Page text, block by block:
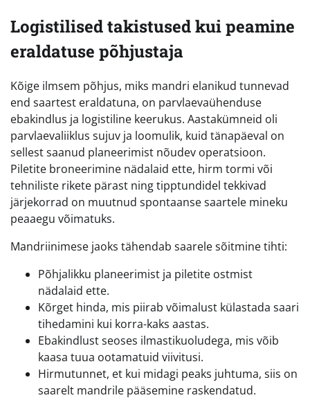
Logistilised takistused kui peamine
eraldatuse põhjustaja
Kõige ilmsem põhjus, miks mandri elanikud tunnevad
end saartest eraldatuna, on parvlaevaühenduse
ebakindlus ja logistiline keerukus. Aastakümneid oli
parvlaevaliiklus sujuv ja loomulik, kuid tänapäeval on
sellest saanud planeerimist nõudev operatsioon.
Piletite broneerimine nädalaid ette, hirm tormi või
tehniliste rikete pärast ning tipptundidel tekkivad
järjekorrad on muutnud spontaanse saartele mineku
peaaegu võimatuks.
Mandriinimese jaoks tähendab saarele sõitmine tihti:
Põhjalikku planeerimist ja piletite ostmist
nädalaid ette.
Kõrget hinda, mis piirab võimalust külastada saari
tihedamini kui korra-kaks aastas.
Ebakindlust seoses ilmastikuoludega, mis võib
kaasa tuua ootamatuid viivitusi.
Hirmutunnet, et kui midagi peaks juhtuma, siis on
saarelt mandrile pääsemine raskendatud.